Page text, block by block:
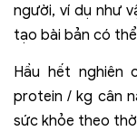
người, ví dụ như
tạo bài bản có
Hầu hết nghiên
protein / kg cân
sức khỏe theo